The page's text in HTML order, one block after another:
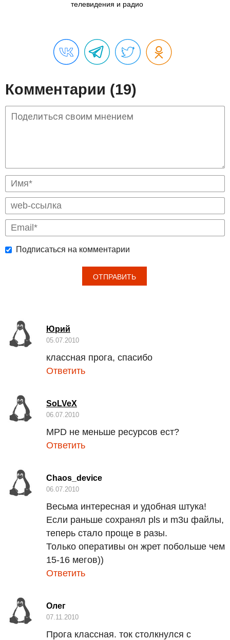
телевидения и радио
Комментарии (19)
Подписаться на комментарии
Юрий
05.07.2010
классная прога, спасибо
Ответить
SoLVeX
06.07.2010
MPD не меньше ресурсов ест?
Ответить
Chaos_device
06.07.2010
Весьма интересная и удобная штука!
Если раньше сохранял pls и m3u файлы,
теперь стало проще в разы.
Только оперативы он жрет побольше чем
15-16 мегов))
Ответить
Олег
07.11.2010
Прога классная. ток столкнулся с